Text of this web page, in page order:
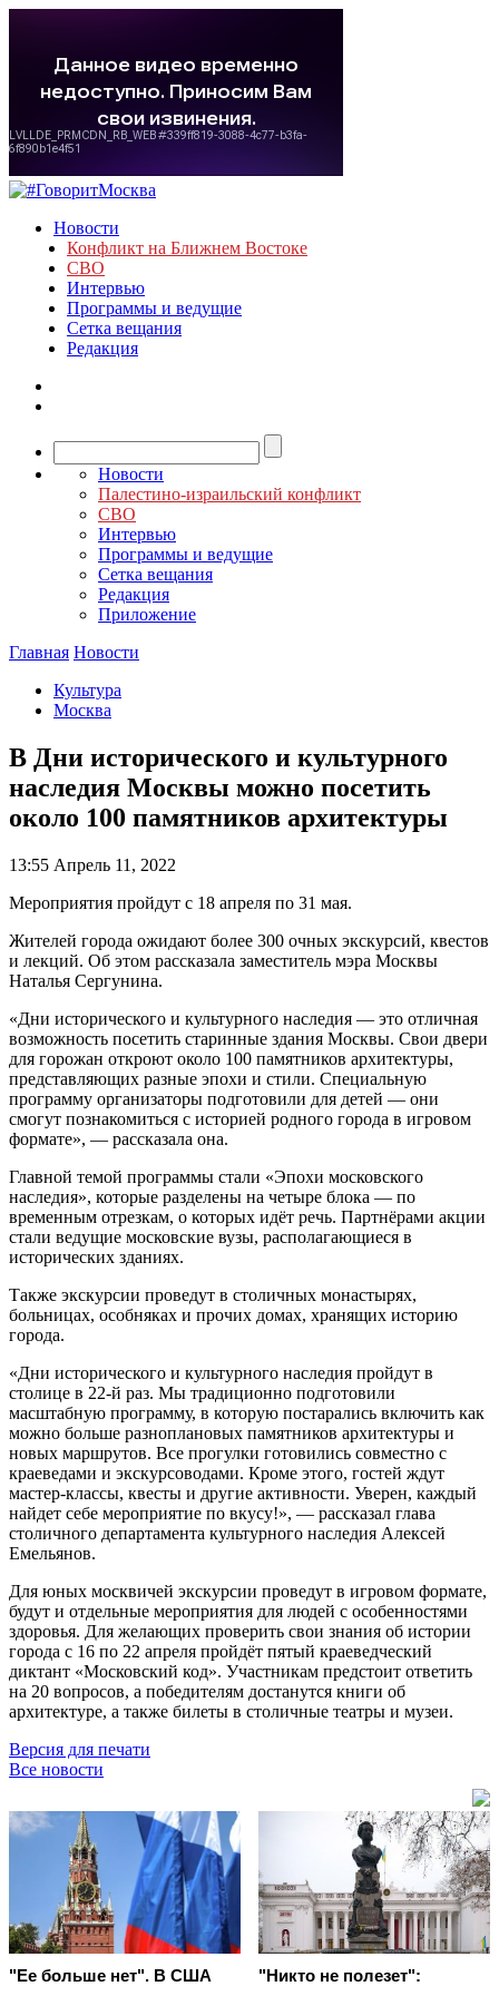
Новости
Конфликт на Ближнем Востоке
СВО
Интервью
Программы и ведущие
Сетка вещания
Редакция
Новости
Палестино-израильский конфликт
СВО
Интервью
Программы и ведущие
Сетка вещания
Редакция
Приложение
Главная Новости
Культура
Москва
В Дни исторического и культурного
наследия Москвы можно посетить
около 100 памятников архитектуры
13:55 Апрель 11, 2022
Мероприятия пройдут с 18 апреля по 31 мая.
Жителей города ожидают более 300 очных экскурсий, квестов
и лекций. Об этом рассказала заместитель мэра Москвы
Наталья Сергунина.
«Дни исторического и культурного наследия — это отличная
возможность посетить старинные здания Москвы. Свои двери
для горожан откроют около 100 памятников архитектуры,
представляющих разные эпохи и стили. Специальную
программу организаторы подготовили для детей — они
смогут познакомиться с историей родного города в игровом
формате», — рассказала она.
Главной темой программы стали «Эпохи московского
наследия», которые разделены на четыре блока — по
временным отрезкам, о которых идёт речь. Партнёрами акции
стали ведущие московские вузы, располагающиеся в
исторических зданиях.
Также экскурсии проведут в столичных монастырях,
больницах, особняках и прочих домах, хранящих историю
города.
«Дни исторического и культурного наследия пройдут в
столице в 22-й раз. Мы традиционно подготовили
масштабную программу, в которую постарались включить как
можно больше разноплановых памятников архитектуры и
новых маршрутов. Все прогулки готовились совместно с
краеведами и экскурсоводами. Кроме этого, гостей ждут
мастер-классы, квесты и другие активности. Уверен, каждый
найдет себе мероприятие по вкусу!», — рассказал глава
столичного департамента культурного наследия Алексей
Емельянов.
Для юных москвичей экскурсии проведут в игровом формате,
будут и отдельные мероприятия для людей с особенностями
здоровья. Для желающих проверить свои знания об истории
города с 16 по 22 апреля пройдёт пятый краеведческий
диктант «Московский код». Участникам предстоит ответить
на 20 вопросов, а победителям достанутся книги об
архитектуре, а также билеты в столичные театры и музеи.
Версия для печати
Все новости
"Ее больше нет". В США
"Никто не полезет":